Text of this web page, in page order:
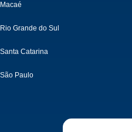
Macaé
Rio Grande do Sul
Santa Catarina
São Paulo